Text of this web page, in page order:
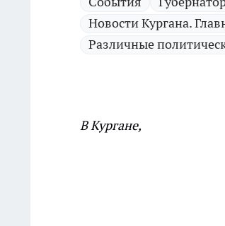
Новости Кургана.
Различные
В Кургане,